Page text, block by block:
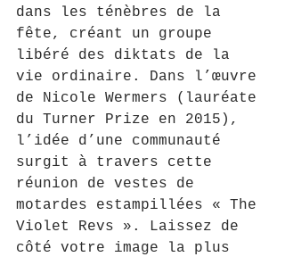
dans les ténèbres de la
fête, créant un groupe
libéré des diktats de la
vie ordinaire. Dans l’œuvre
de Nicole Wermers (lauréate
du Turner Prize en 2015),
l’idée d’une communauté
surgit à travers cette
réunion de vestes de
motardes estampillées « The
Violet Revs ». Laissez de
côté votre image la plus